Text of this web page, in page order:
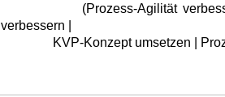
(Prozess-Agilität verbessern
verbessern |
KVP-Konzept umsetzen |